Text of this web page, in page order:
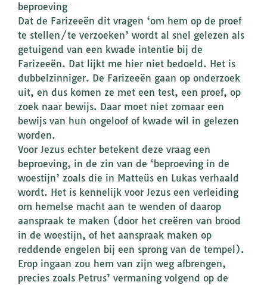
beproeving
Dat de Farizeeën dit vragen ‘om hem op de proef
te stellen/te verzoeken’ wordt al snel gelezen als
getuigend van een kwade intentie bij de
Farizeeën. Dat lijkt me hier niet bedoeld. Het is
dubbelzinniger. De Farizeeën gaan op onderzoek
uit, en dus komen ze met een test, een proef, op
zoek naar bewijs. Daar moet niet zomaar een
bewijs van hun ongeloof of kwade wil in gelezen
worden.
Voor Jezus echter betekent deze vraag een
beproeving, in de zin van de ‘beproeving in de
woestijn’ zoals die in Matteüs en Lukas verhaald
wordt. Het is kennelijk voor Jezus een verleiding
om hemelse macht aan te wenden of daarop
aanspraak te maken (door het creëren van brood
in de woestijn, of het aanspraak maken op
reddende engelen bij een sprong van de tempel).
Erop ingaan zou hem van zijn weg afbrengen,
precies zoals Petrus’ vermaning volgend op de